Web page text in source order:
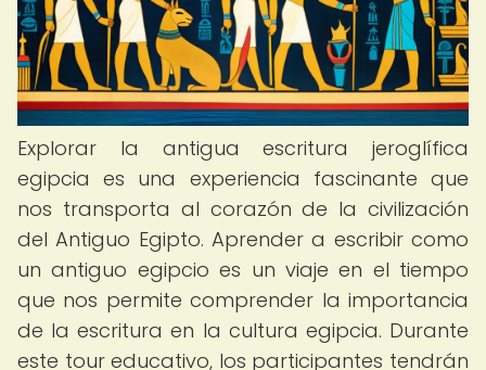
Explorar la antigua escritura jeroglífica
egipcia es una experiencia fascinante que
nos transporta al corazón de la civilización
del Antiguo Egipto. Aprender a escribir como
un antiguo egipcio es un viaje en el tiempo
que nos permite comprender la importancia
de la escritura en la cultura egipcia. Durante
este tour educativo, los participantes tendrán